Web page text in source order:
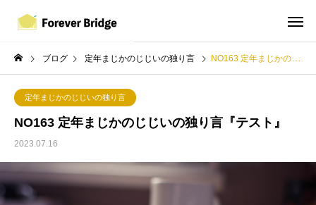
ブログ 定年まじかのじじいの独り言 NO163 定年まじかのじじいの独り言『テスト』
定年まじかのじじいの独り言
NO163 定年まじかのじじいの独り言『テスト』
2023.07.16